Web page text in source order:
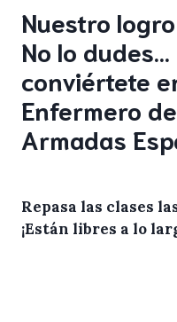
Nuestro
No lo dudes…
conviértete
Enfermero
Armadas
Repasa las clases
¡Están libres a lo